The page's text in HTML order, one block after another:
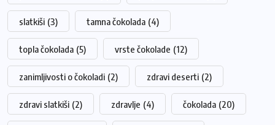
slatkiši (3) tamna čokolada (4)
topla čokolada (5) vrste čokolade (12)
zanimljivosti o čokoladi (2) zdravi deserti (2)
zdravi slatkiši (2) zdravlje (4) čokolada (20)